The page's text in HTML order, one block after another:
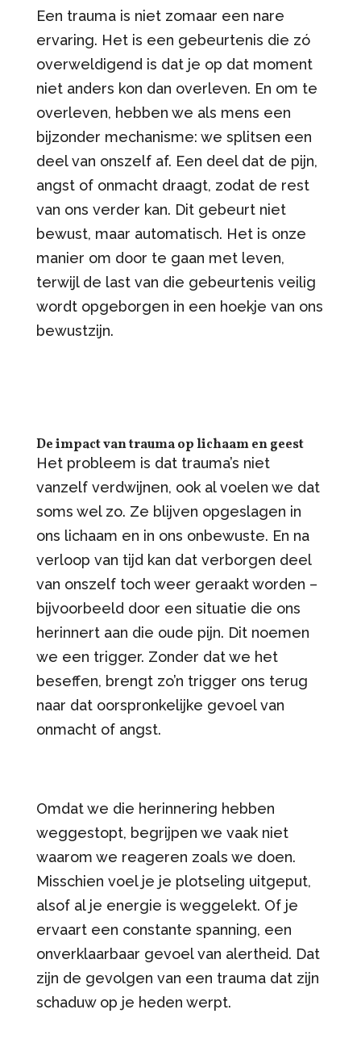
Een trauma is niet zomaar een nare
ervaring. Het is een gebeurtenis die zó
overweldigend is dat je op dat moment
niet anders kon dan overleven. En om te
overleven, hebben we als mens een
bijzonder mechanisme: we splitsen een
deel van onszelf af. Een deel dat de pijn,
angst of onmacht draagt, zodat de rest
van ons verder kan. Dit gebeurt niet
bewust, maar automatisch. Het is onze
manier om door te gaan met leven,
terwijl de last van die gebeurtenis veilig
wordt opgeborgen in een hoekje van ons
bewustzijn.
De impact van traumaop lichaam en geest
Het probleem is dat trauma’s niet
vanzelf verdwijnen, ook al voelen we dat
soms wel zo. Ze blijven opgeslagen in
ons lichaam en in ons onbewuste. En na
verloop van tijd kan dat verborgen deel
van onszelf toch weer geraakt worden –
bijvoorbeeld door een situatie die ons
herinnert aan die oude pijn. Dit noemen
we een trigger. Zonder dat we het
beseffen, brengt zo’n trigger ons terug
naar dat oorspronkelijke gevoel van
onmacht of angst.
Omdat we die herinnering hebben
weggestopt, begrijpen we vaak niet
waarom we reageren zoals we doen.
Misschien voel je je plotseling uitgeput,
alsof al je energie is weggelekt. Of je
ervaart een constante spanning, een
onverklaarbaar gevoel van alertheid. Dat
zijn de gevolgen van een trauma dat zijn
schaduw op je heden werpt.